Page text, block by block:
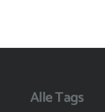
Alle Tags